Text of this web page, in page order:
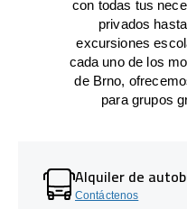
con todas tus
privados
excursiones
cada uno de los
de Brno,
para grupos
Alquiler de
Contáctenos